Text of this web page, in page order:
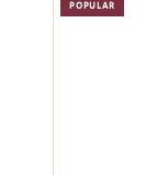
POPULAR